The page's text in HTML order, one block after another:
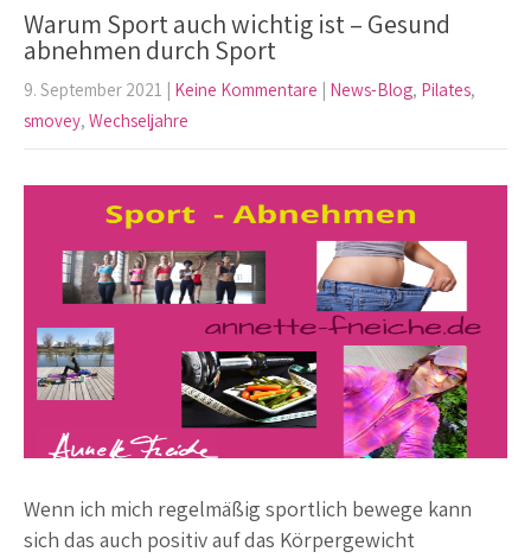
Warum Sport auch wichtig ist – Gesund
abnehmen durch Sport
9. September 2021 | Keine Kommentare | News-Blog, Pilates,
smovey, Wechseljahre
Wenn ich mich regelmäßig sportlich bewege kann
sich das auch positiv auf das Körpergewicht